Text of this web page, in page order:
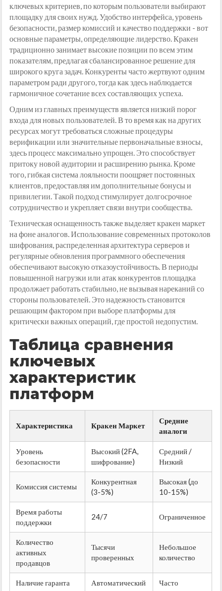
ключевых критериев, по которым пользователи выбирают
площадку для своих нужд. Удобство интерфейса, уровень
безопасности, размер комиссий и качество поддержки - вот
основные параметры, определяющие лидерство. Кракен
традиционно занимает высокие позиции по всем этим
показателям, предлагая сбалансированное решение для
широкого круга задач. Конкуренты часто жертвуют одним
параметром ради другого, тогда как здесь наблюдается
гармоничное сочетание всех составляющих успеха.
Одним из главных преимуществ является низкий порог
входа для новых пользователей. В то время как на других
ресурсах могут требоваться сложные процедуры
верификации или значительные первоначальные взносы,
здесь процесс максимально упрощен. Это способствует
притоку новой аудитории и расширению рынка. Кроме
того, гибкая система лояльности поощряет постоянных
клиентов, предоставляя им дополнительные бонусы и
привилегии. Такой подход стимулирует долгосрочное
сотрудничество и укрепляет связи внутри сообщества.
Техническая оснащенность также выделяет кракен маркет
на фоне аналогов. Использование современных протоколов
шифрования, распределенная архитектура серверов и
регулярные обновления программного обеспечения
обеспечивают высокую отказоустойчивость. В периоды
повышенной нагрузки или атак конкурентов площадка
продолжает работать стабильно, не вызывая нареканий со
стороны пользователей. Это надежность становится
решающим фактором при выборе платформы для
критически важных операций, где простой недопустим.
Таблица сравнения
ключевых
характеристик
платформ
Характеристика Кракен Маркет
Средние
аналоги
Уровень
безопасности
Высокий (2FA,
шифрование)
Средний /
Низкий
Комиссия системы
Конкурентная
(3-5%)
Высокая (до
10-15%)
Время работы
поддержки
24/7 Ограниченное
Количество
активных
продавцов
Тысячи
проверенных
Небольшое
количество
Наличие гаранта
Автоматический
Часто